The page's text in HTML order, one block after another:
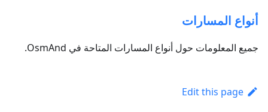
أنواع المسارات
جميع المعلومات حول أنواع المسارات المتاحة في OsmAnd.
Edit this page